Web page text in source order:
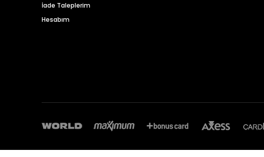
İade Taleplerim
Hesabım